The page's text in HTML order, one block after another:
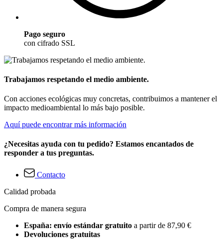
Pago seguro
con cifrado SSL
Trabajamos respetando el medio ambiente.
Con acciones ecológicas muy concretas, contribuimos a mantener el
impacto medioambiental lo más bajo posible.
Aquí puede encontrar más información
¿Necesitas ayuda con tu pedido? Estamos encantados de
responder a tus preguntas.
Contacto
Calidad probada
Compra de manera segura
España: envío estándar gratuito a partir de 87,90 €
Devoluciones gratuitas